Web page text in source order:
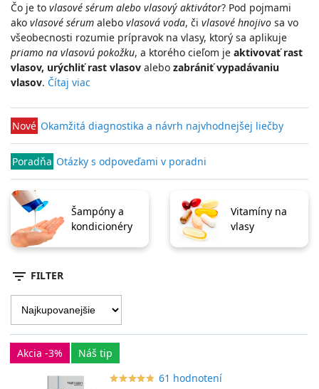
Čo je to vlasové sérum alebo vlasový aktivátor? Pod pojmami
ako vlasové sérum alebo vlasová voda, či vlasové hnojivo sa vo
všeobecnosti rozumie prípravok na vlasy, ktorý sa aplikuje
priamo na vlasovú pokožku, a ktorého cieľom je aktivovať rast
vlasov, urýchliť rast vlasov alebo zabrániť vypadávaniu
vlasov. Čítaj viac
Nové Okamžitá diagnostika a návrh najvhodnejšej liečby
Poradňa Otázky s odpoveďami v poradni
Šampóny a
kondicionéry
Vitamíny na
vlasy
filter_list FILTER
Akcia -3% Náš tip
star_borderstar_borderstar_borderstar_borderstar_border
starstarstarstarstar 61 hodnotení